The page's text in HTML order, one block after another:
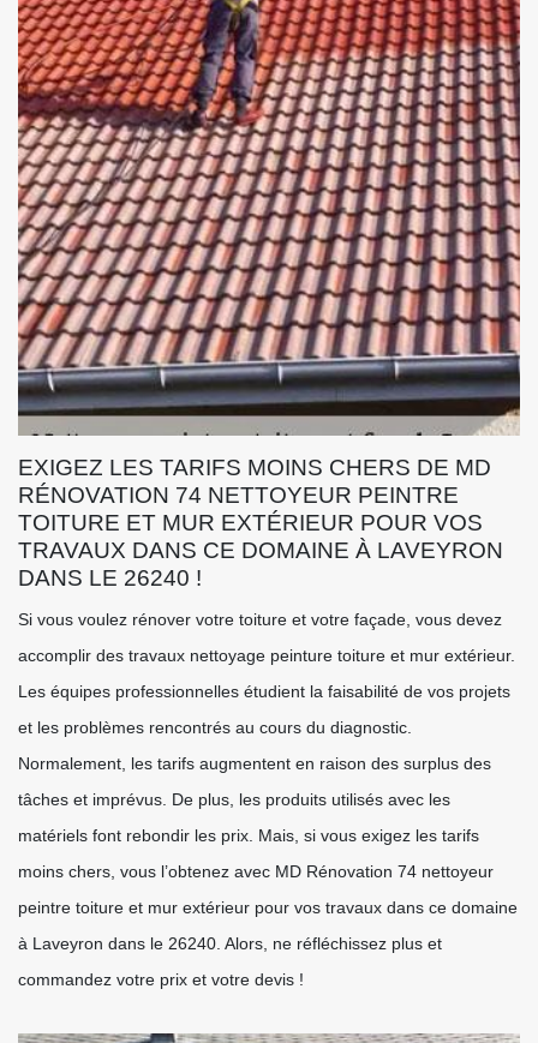
EXIGEZ LES TARIFS MOINS CHERS DE MD
RÉNOVATION 74 NETTOYEUR PEINTRE
TOITURE ET MUR EXTÉRIEUR POUR VOS
TRAVAUX DANS CE DOMAINE À LAVEYRON
DANS LE 26240 !
Si vous voulez rénover votre toiture et votre façade, vous devez
accomplir des travaux nettoyage peinture toiture et mur extérieur.
Les équipes professionnelles étudient la faisabilité de vos projets
et les problèmes rencontrés au cours du diagnostic.
Normalement, les tarifs augmentent en raison des surplus des
tâches et imprévus. De plus, les produits utilisés avec les
matériels font rebondir les prix. Mais, si vous exigez les tarifs
moins chers, vous l’obtenez avec MD Rénovation 74 nettoyeur
peintre toiture et mur extérieur pour vos travaux dans ce domaine
à Laveyron dans le 26240. Alors, ne réfléchissez plus et
commandez votre prix et votre devis !